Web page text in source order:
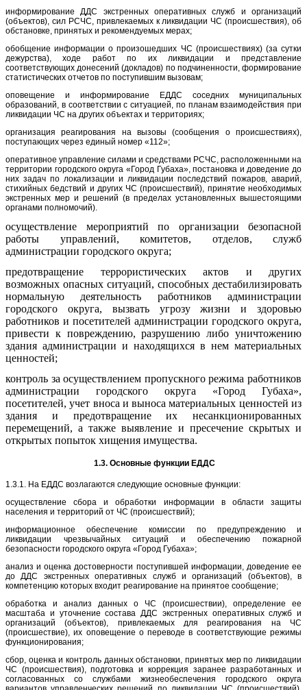
информирование ДДС экстренных оперативных служб и организаций
(объектов), сил РСЧС, привлекаемых к ликвидации ЧС (происшествия), об
обстановке, принятых и рекомендуемых мерах;
обобщение информации о произошедших ЧС (происшествиях) (за сутки
дежурства), ходе работ по их ликвидации и представление
соответствующих донесений (докладов) по подчиненности, формирование
статистических отчетов по поступившим вызовам;
оповещение и информирование ЕДДС соседних муниципальных
образований, в соответствии с ситуацией, по планам взаимодействия при
ликвидации ЧС на других объектах и территориях;
организация реагирования на вызовы (сообщения о происшествиях),
поступающих через единый номер «112»;
оперативное управление силами и средствами РСЧС, расположенными на
территории городского округа «Город Губаха», постановка и доведение до
них задач по локализации и ликвидации последствий пожаров, аварий,
стихийных бедствий и других ЧС (происшествий), принятие необходимых
экстренных мер и решений (в пределах установленных вышестоящими
органами полномочий).
осуществление мероприятий по организации безопасной
работы управлений, комитетов, отделов, служб
администрации городского округа;
предотвращение террористических актов и других
возможных опасных ситуаций, способных дестабилизировать
нормальную деятельность работников администрации
городского округа, вызвать угрозу жизни и здоровью
работников и посетителей администрации городского округа,
привести к повреждению, разрушению либо уничтожению
здания администрации и находящихся в нем материальных
ценностей;
контроль за осуществлением пропускного режима работников
администрации городского округа «Город Губаха»,
посетителей, учет вноса и выноса материальных ценностей из
здания и предотвращение их несанкционированных
перемещений, а также выявление и пресечение скрытых и
открытых попыток хищения имущества.
1.3. Основные функции ЕДДС
1.3.1. На ЕДДС возлагаются следующие основные функции:
осуществление сбора и обработки информации в области защиты
населения и территорий от ЧС (происшествий);
информационное обеспечение комиссии по предупреждению и
ликвидации чрезвычайных ситуаций и обеспечению пожарной
безопасности городского округа «Город Губаха»;
анализ и оценка достоверности поступившей информации, доведение ее
доДДС экстренных оперативных служб и организаций (объектов), в
компетенцию которых входит реагирование на принятое сообщение;
обработка и анализ данных о ЧС (происшествии), определение ее
масштаба и уточнение состава ДДС экстренных оперативных служб и
организаций (объектов), привлекаемых для реагирования на ЧС
(происшествие), их оповещение о переводе в соответствующие режимы
функционирования;
сбор, оценка и контроль данных обстановки, принятых мер по ликвидации
ЧС (происшествия), подготовка и коррекция заранее разработанных и
согласованных со службами жизнеобеспечения городского округа